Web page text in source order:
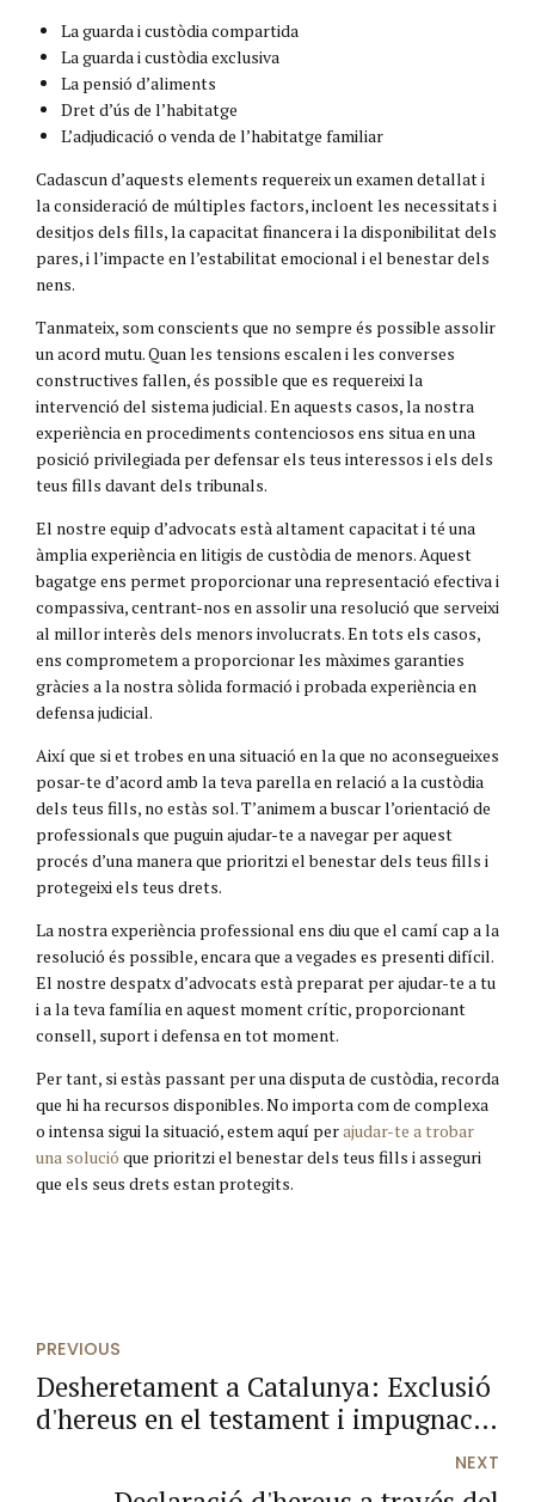
La guarda i custòdia compartida
La guarda i custòdia exclusiva
La pensió d’aliments
Dret d’ús de l’habitatge
L’adjudicació o venda de l’habitatge familiar
Cadascun d’aquests elements requereix un examen detallat i
la consideració de múltiples factors, incloent les necessitats i
desitjos dels fills, la capacitat financera i la disponibilitat dels
pares, i l’impacte en l’estabilitat emocional i el benestar dels
nens.
Tanmateix, som conscients que no sempre és possible assolir
un acord mutu. Quan les tensions escalen i les converses
constructives fallen, és possible que es requereixi la
intervenció del sistema judicial. En aquests casos, la nostra
experiència en procediments contenciosos ens situa en una
posició privilegiada per defensar els teus interessos i els dels
teus fills davant dels tribunals.
El nostre equip d’advocats està altament capacitat i té una
àmplia experiència en litigis de custòdia de menors. Aquest
bagatge ens permet proporcionar una representació efectiva i
compassiva, centrant-nos en assolir una resolució que serveixi
al millor interès dels menors involucrats. En tots els casos,
ens comprometem a proporcionar les màximes garanties
gràcies a la nostra sòlida formació i probada experiència en
defensa judicial.
Així que si et trobes en una situació en la que no aconsegueixes
posar-te d’acord amb la teva parella en relació a la custòdia
dels teus fills, no estàs sol. T’animem a buscar l’orientació de
professionals que puguin ajudar-te a navegar per aquest
procés d’una manera que prioritzi el benestar dels teus fills i
protegeixi els teus drets.
La nostra experiència professional ens diu que el camí cap a la
resolució és possible, encara que a vegades es presenti difícil.
El nostre despatx d’advocats està preparat per ajudar-te a tu
i a la teva família en aquest moment crític, proporcionant
consell, suport i defensa en tot moment.
Per tant, si estàs passant per una disputa de custòdia, recorda
que hi ha recursos disponibles. No importa com de complexa
o intensa sigui la situació, estem aquí perajudar-te a trobar
una solució que prioritzi el benestar dels teus fills i asseguri
que els seus drets estan protegits.
PREVIOUS
Desheretament a Catalunya: Exclusió
d'hereus en el testament i impugnació
NEXT